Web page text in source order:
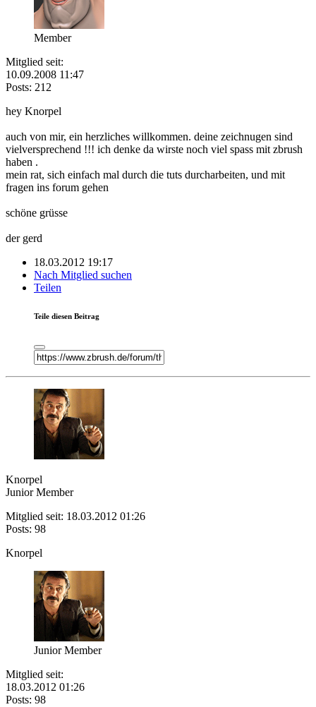
Member
Mitglied seit:
10.09.2008 11:47
Posts: 212
hey Knorpel
auch von mir, ein herzliches willkommen. deine zeichnugen sind
vielversprechend !!! ich denke da wirste noch viel spass mit zbrush
haben .
mein rat, sich einfach mal durch die tuts durcharbeiten, und mit
fragen ins forum gehen
schöne grüsse
der gerd
18.03.2012 19:17
Nach Mitglied suchen
Teilen
Teile diesen Beitrag
Knorpel
Junior Member
Mitglied seit: 18.03.2012 01:26
Posts: 98
Knorpel
Junior Member
Mitglied seit:
18.03.2012 01:26
Posts: 98